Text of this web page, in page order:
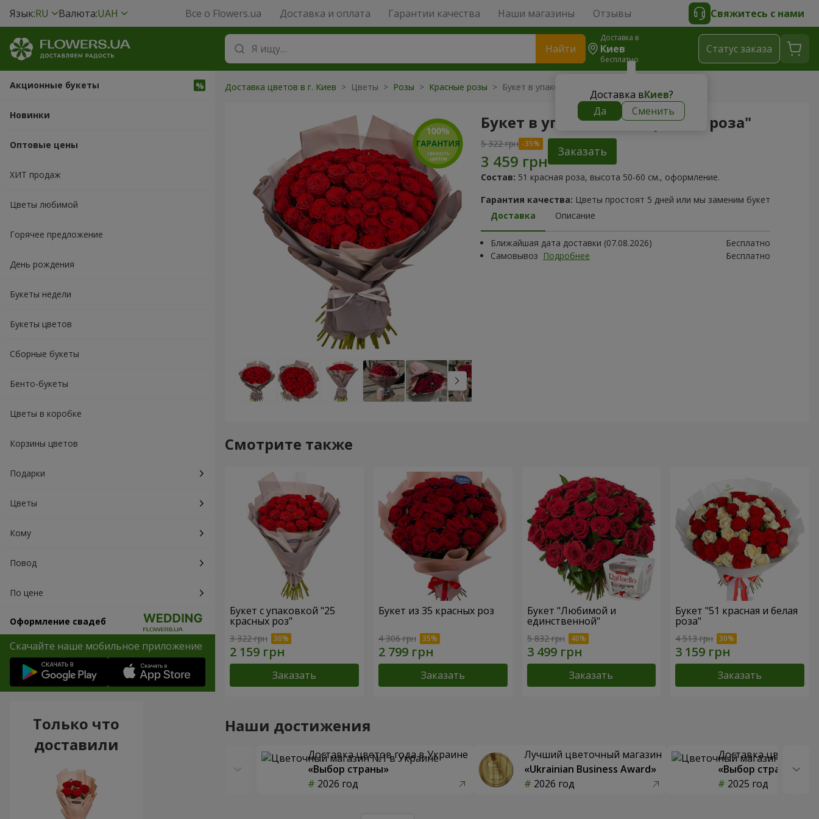
Язык:RU Валюта:UAH Все о Flowers.ua Доставка и оплата Гарантии качества Наши магазины Отзывы Свяжитесь с нами
Найти
Доставка в
Киев
бесплатно
Доставка вКиев?
Да
Сменить
Cтатус заказа
Акционные букеты
Новинки
Оптовые цены
ХИТ продаж
Цветы любимой
Горячее предложение
День рождения
Букеты недели
Букеты цветов
Сборные букеты
Бенто-букеты
Цветы в коробке
Корзины цветов
Подарки
Цветы
Кому
Повод
По цене
Оформление свадеб
Скачайте наше мобильное приложение
Доставка цветов в г. Киев > Цветы > Розы > Красные розы > Букет в упаковке "51 красная роза"
Букет в упаковке "51 красная роза"
5 322 грн
Заказать
Состав: 51 красная роза, высота 50-60 см., оформление.
Гарантия качества: Цветы простоят 5 дней или мы заменим букет
Доставка
Описание
Ближайшая дата доставки (07.08.2026)
Бесплатно
Самовывоз Подробнее Бесплатно
Смотрите также
Букет с упаковкой "25
красных роз"
3 322 грн
Заказать
Букет из 35 красных роз
4 306 грн
Заказать
Букет "Любимой и
единственной"
5 832 грн
Заказать
Букет "51 красная и белая
роза"
4 513 грн
Заказать
Наши достижения
Доставка цветов года в Украине
«Выбор страны»
2026 год
Лучший цветочный магазин
«Ukrainian Business Award»
2026 год
Доставка цветов
«Выбор страны»
2025 год
Только что
доставили